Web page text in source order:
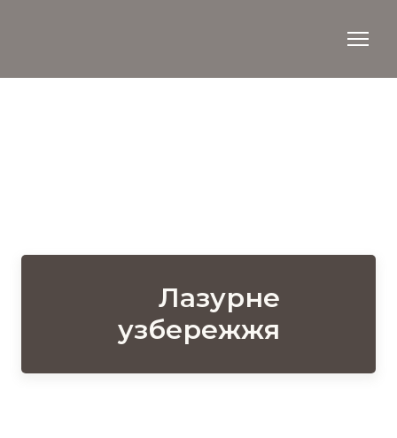
Лазурне
узбережжя